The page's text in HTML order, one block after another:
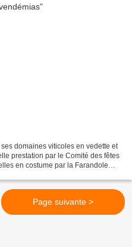
domaines viticoles en vedette et
prestation par le Comité des fêtes
en costume par la Farandole
Page suivante >